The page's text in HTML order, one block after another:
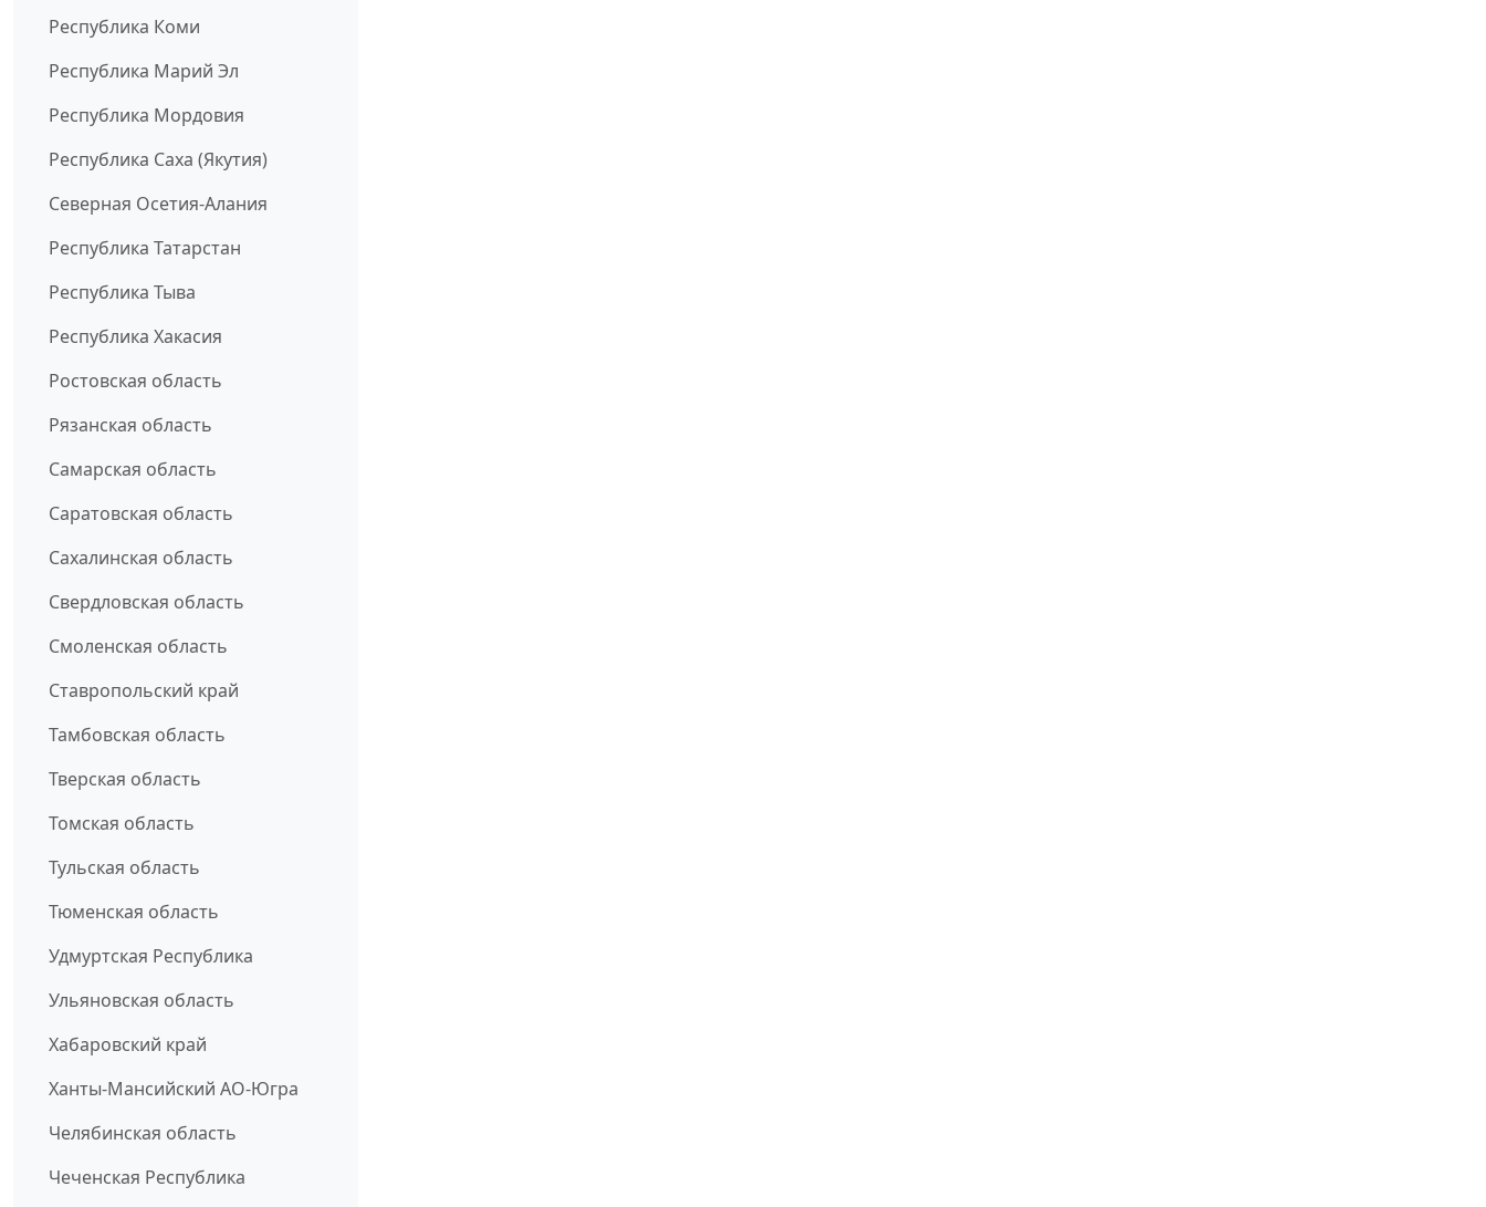
Республика Коми
Республика Марий Эл
Республика Мордовия
Республика Саха (Якутия)
Северная Осетия-Алания
Республика Татарстан
Республика Тыва
Республика Хакасия
Ростовская область
Рязанская область
Самарская область
Саратовская область
Сахалинская область
Свердловская область
Смоленская область
Ставропольский край
Тамбовская область
Тверская область
Томская область
Тульская область
Тюменская область
Удмуртская Республика
Ульяновская область
Хабаровский край
Ханты-Мансийский АО-Югра
Челябинская область
Чеченская Республика